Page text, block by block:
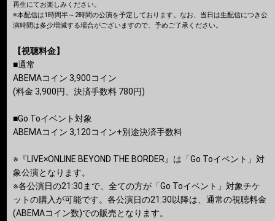
再生にてお楽しみください。
※本配信は1時間半～2時間の公演を予定しております。なお、当日は生配信につき公
演時間は多少増減する場合がございますので、予めご了承ください。
【視聴料金】
■通常
ABEMAコイン 3,900コイン
(料金 3,900円、決済手数料 780円)
■Go Toイベント対象
ABEMAコイン 3,120コイン+別途決済手数料
※『LIVE×ONLINE BEYOND THE BORDER』は「Go Toイベント」対
象公演となります。
※各公演日の21:30まで、全ての方が「Go Toイベント」対象チケ
ットの購入が可能です。各公演日の21:30以降は、通常の視聴料金
(ABEMAコイン数)での販売となります。